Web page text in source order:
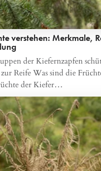
verstehen: Merkmale,
der Kiefernzapfen
Reife Was sind die
der Kiefer…